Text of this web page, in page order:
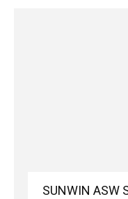
SUNWIN ASW